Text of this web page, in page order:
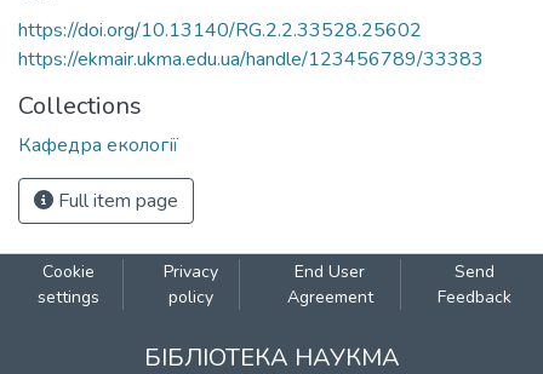
https://doi.org/10.13140/RG.2.2.33528.25602
https://ekmair.ukma.edu.ua/handle/123456789/33383
Collections
Кафедра екології
Full item page
Cookie
settings
Privacy
policy
End User
Agreement
Send
Feedback
БІБЛІОТЕКА НАУКМА